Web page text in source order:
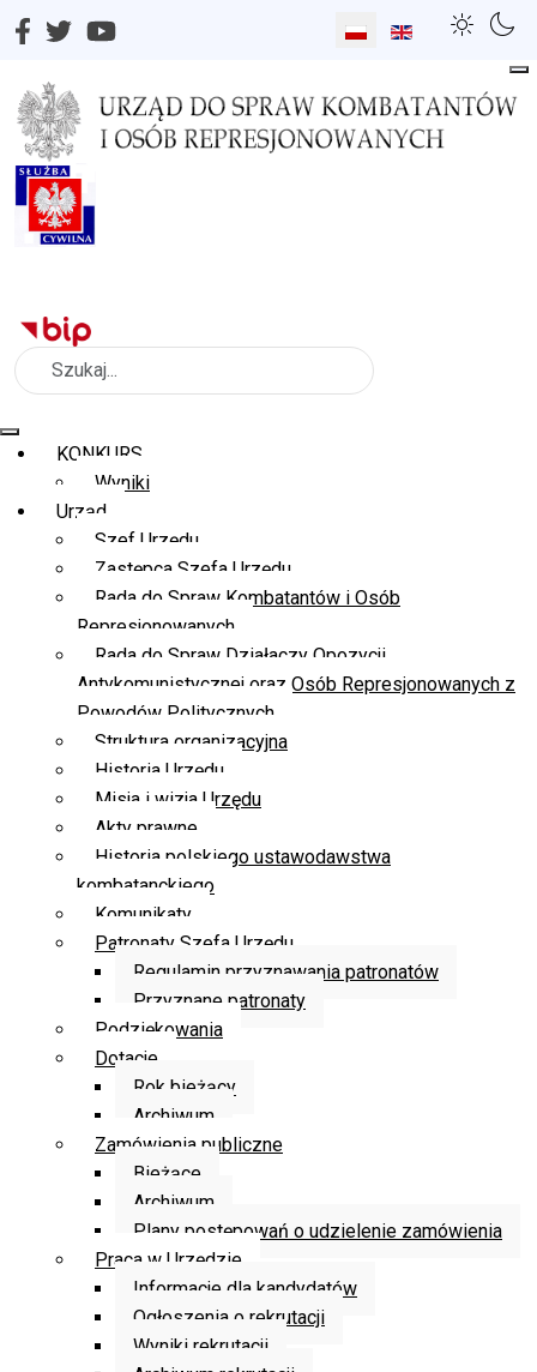
Wybierz swój język
Szukaj
KONKURS
Wyniki
Urząd
Szef Urzędu
Zastępca Szefa Urzędu
Rada do Spraw Kombatantów i Osób
Represjonowanych
Rada do Spraw Działaczy Opozycji
Antykomunistycznej oraz Osób Represjonowanych z
Powodów Politycznych
Struktura organizacyjna
Historia Urzędu
Misja i wizja Urzędu
Akty prawne
Historia polskiego ustawodawstwa
kombatanckiego
Komunikaty
Patronaty Szefa Urzędu
Regulamin przyznawania patronatów
Przyznane patronaty
Podziękowania
Dotacje
Rok bieżący
Archiwum
Zamówienia publiczne
Bieżące
Archiwum
Plany postępowań o udzielenie zamówienia
Praca w Urzędzie
Informacje dla kandydatów
Ogłoszenia o rekrutacji
Wyniki rekrutacji